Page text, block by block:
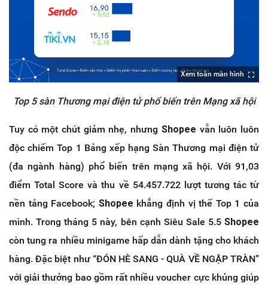
Xem toàn màn hình
Top 5 sàn Thương mại điện tử phổ biến trên Mạng xã hội
Tuy có một chút giảm nhẹ, nhưng Shopee vẫn luôn luôn
độc chiếm Top 1 Bảng xếp hạng Sàn Thương mại điện tử
(đa ngành hàng) phổ biến trên mạng xã hội. Với 91,03
điểm Total Score và thu về 54.457.722 lượt tương tác từ
nền tảng Facebook; Shopee khẳng định vị thế Top 1 của
mình. Trong tháng 5 này, bên cạnh Siêu Sale 5.5 Shopee
còn tung ra nhiều minigame hấp dẫn dành tặng cho khách
hàng. Đặc biệt như “ĐÓN HÈ SANG - QUÀ VỀ NGẬP TRÀN”
với giải thưởng bao gồm rất nhiều voucher cực khủng giúp